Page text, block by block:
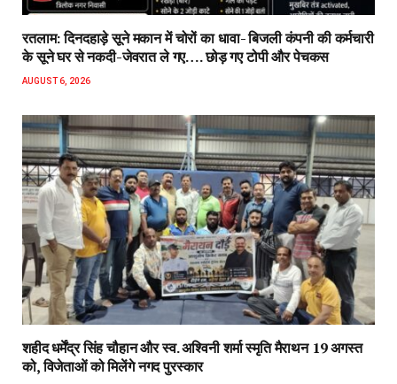
रतलाम: दिनदहाड़े सूने मकान में चोरों का धावा- बिजली कंपनी की कर्मचारी
के सूने घर से नकदी-जेवरात ले गए…. छोड़ गए टोपी और पेचकस
AUGUST 6, 2026
शहीद धर्मेंद्र सिंह चौहान और स्व. अश्विनी शर्मा स्मृति मैराथन 19 अगस्त
को, विजेताओं को मिलेंगे नगद पुरस्कार